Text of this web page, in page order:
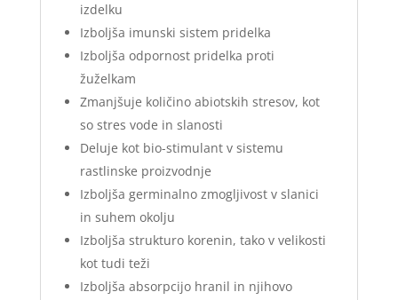
izdelku
Izboljša imunski sistem pridelka
Izboljša odpornost pridelka proti
žuželkam
Zmanjšuje količino abiotskih stresov, kot
so stres vode in slanosti
Deluje kot bio-stimulant v sistemu
rastlinske proizvodnje
Izboljša germinalno zmogljivost v slanici
in suhem okolju
Izboljša strukturo korenin, tako v velikosti
kot tudi teži
Izboljša absorpcijo hranil in njihovo